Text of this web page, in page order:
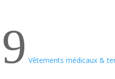
9 Vêtements médicaux &